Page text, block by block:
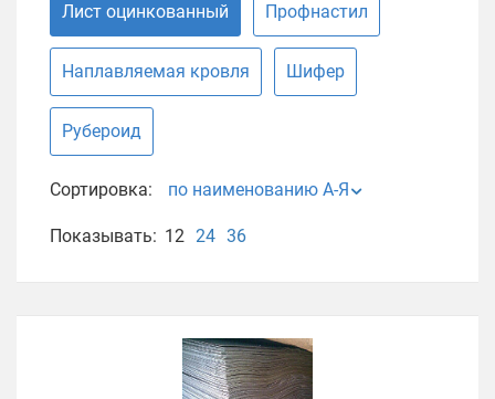
Лист оцинкованный Профнастил
Наплавляемая кровля Шифер
Рубероид
Сортировка: по наименованию А-Я
Показывать: 12 24 36